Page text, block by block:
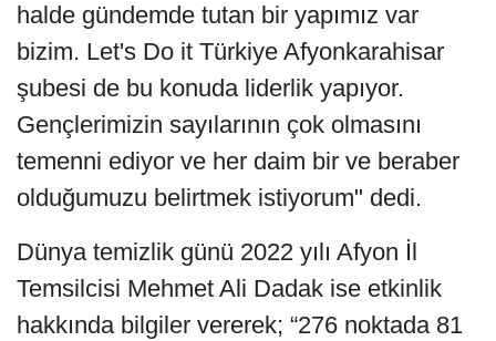
halde gündemde tutan bir yapımız var
bizim. Let's Do it Türkiye Afyonkarahisar
şubesi de bu konuda liderlik yapıyor.
Gençlerimizin sayılarının çok olmasını
temenni ediyor ve her daim bir ve beraber
olduğumuzu belirtmek istiyorum" dedi.
Dünya temizlik günü 2022 yılı Afyon İl
Temsilcisi Mehmet Ali Dadak ise etkinlik
hakkında bilgiler vererek; “276 noktada 81